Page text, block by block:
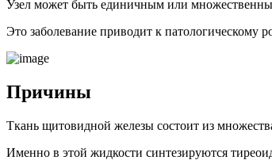
Узел может быть единичным или
Это заболевание приводит к патологическому
Причины
Ткань щитовидной железы состоит из
Именно в этой жидкости синтезируются